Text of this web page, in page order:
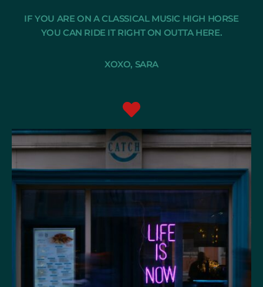
IF YOU ARE ON A CLASSICAL MUSIC HIGH HORSE
YOU CAN RIDE IT RIGHT ON OUTTA HERE.
XOXO, SARA